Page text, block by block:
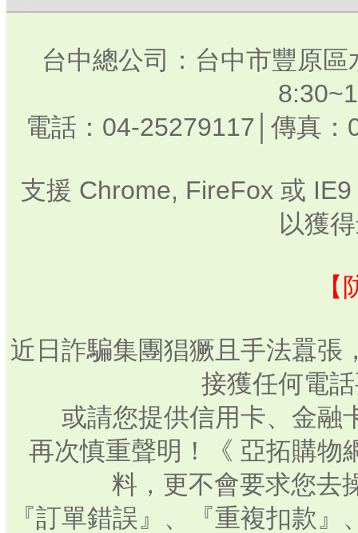
台中總公司：台中市豐原
電話：04-25279117│傳真
支援 Chrome, FireFox 或
以獲
近日詐騙集團猖獗且手法囂張
接獲任何電
或請您提供信用卡、金融
再次慎重聲明！《 亞拓購物
料，更不會要求您去
『訂單錯誤』、『重複扣款